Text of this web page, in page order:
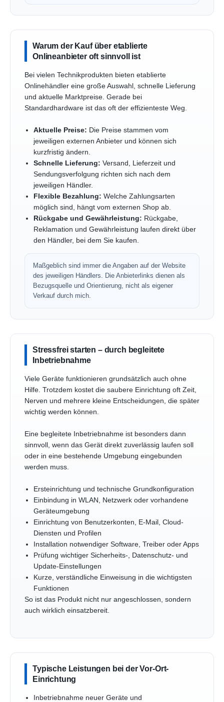
Warum der Kauf über etablierte
Onlineanbieter oft sinnvoll ist
Bei vielen Technikprodukten bieten etablierte
Onlinehändler eine große Auswahl, schnelle Lieferung
und aktuelle Marktpreise. Gerade bei
Standardhardware ist das oft der effizienteste Weg.
Aktuelle Preise: Die Preise stammen vom
jeweiligen externen Anbieter und können sich
kurzfristig ändern.
Schnelle Lieferung: Versand, Lieferzeit und
Sendungsverfolgung richten sich nach dem
jeweiligen Händler.
Flexible Bezahlung: Welche Zahlungsarten
möglich sind, hängt vom externen Shop ab.
Rückgabe und Gewährleistung: Rückgabe,
Reklamation und Gewährleistung laufen direkt über
den Händler, bei dem Sie kaufen.
Maßgeblich sind immer die Angaben auf der Website
des jeweiligen Händlers. Die Anbieterlinks dienen als
Bezugsquelle und Orientierung, nicht als eigener
Verkauf durch mich.
Stressfrei starten – durch begleitete
Inbetriebnahme
Viele Geräte funktionieren grundsätzlich auch ohne
Hilfe. Trotzdem kostet die saubere Einrichtung oft Zeit,
Nerven und mehrere kleine Entscheidungen, die später
wichtig werden können.
Eine begleitete Inbetriebnahme ist besonders dann
sinnvoll, wenn das Gerät direkt zuverlässig laufen soll
oder in eine bestehende Umgebung eingebunden
werden muss.
Ersteinrichtung und technische Grundkonfiguration
Einbindung in WLAN, Netzwerk oder vorhandene
Geräteumgebung
Einrichtung von Benutzerkonten, E-Mail, Cloud-
Diensten und Profilen
Installation notwendiger Software, Treiber oder Apps
Prüfung wichtiger Sicherheits-, Datenschutz- und
Update-Einstellungen
Kurze, verständliche Einweisung in die wichtigsten
Funktionen
So ist das Produkt nicht nur angeschlossen, sondern
auch wirklich einsatzbereit.
Typische Leistungen bei der Vor-Ort-
Einrichtung
Inbetriebnahme neuer Geräte und